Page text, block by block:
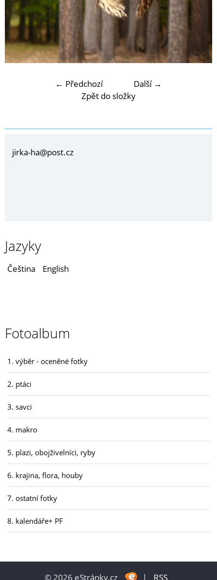
← Předchozí
Další →
Zpět do složky
jirka-ha@post.cz
Jazyky
Čeština English
Fotoalbum
1. výběr - oceněné fotky
2. ptáci
3. savci
4. makro
5. plazi, obojživelníci, ryby
6. krajina, flora, houby
7. ostatní fotky
8. kalendáře+ PF
© 2026 eStránky.cz | RSS